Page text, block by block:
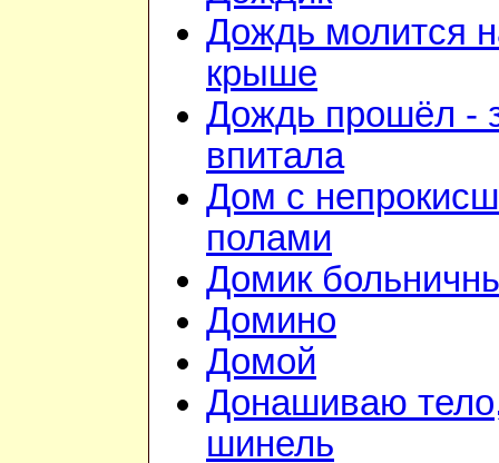
Дождь молится
крыше
Дождь прошёл -
впитала
Дом с
полами
Домик
Домино
Домой
Донашиваю
шинель